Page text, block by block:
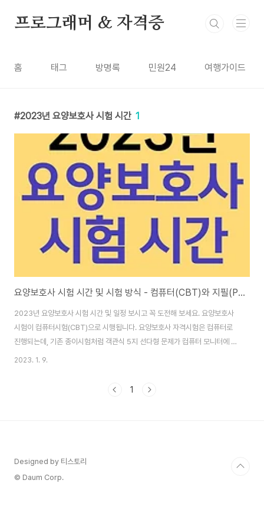
프로그래머 & 자격증
홈 태그 방명록 민원24 여행가이드
2023년 요양보호사 시험 시간 1
요양보호사 시험 시간 및 시험 방식 - 컴퓨터(CBT)와 지필(PBT) 차이
2023년 요양보호사 시험 시간 및 일정 보시고 꼭 도전해 보세요. 요양보호사
시험이 컴퓨터시험(CBT)으로 시행됩니다. 요양보호사 자격시험은 컴퓨터로
진행되는데, 기존 종이시험처럼 객관식 5지 선다형 문제가 컴퓨터 모니터에 출
력됩니다. 요양보호사 시험은 모두 컴퓨터 시험으로 대체 예정이지만, 2023
(CBT) 시험 센터에 따라 시험일과 시험시간(오전/오후)이 다르게 운영될 수
2023. 1. 9.
1
Designed by 티스토리
© Daum Corp.